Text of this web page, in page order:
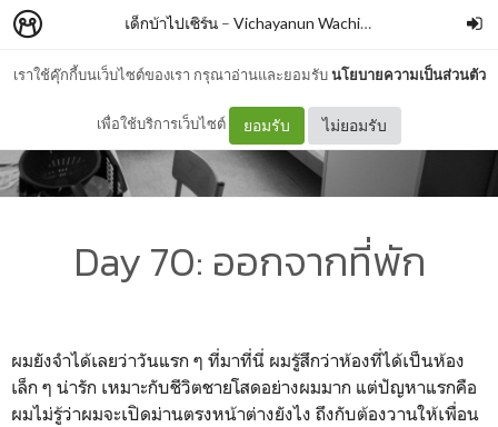
เราใช้คุ๊กกี้บนเว็บไซต์ของเรา กรุณาอ่านและยอมรับนโยบายความเป็นส่วนตัว
เพื่อใช้บริการเว็บไซต์ ยอมรับ ไม่ยอมรับ
เด็กบ้าไปเซิร์น – Vichayanun Wachirapusitanand
Day 70: ออกจากที่พัก
ผมยังจำได้เลยว่าวันแรก ๆ ที่มาที่นี่ ผมรู้สึกว่าห้องที่ได้เป็นห้อง
เล็ก ๆ น่ารัก เหมาะกับชีวิตชายโสดอย่างผมมาก แต่ปัญหาแรกคือ
ผมไม่รู้ว่าผมจะเปิดม่านตรงหน้าต่างยังไง ถึงกับต้องวานให้เพื่อน